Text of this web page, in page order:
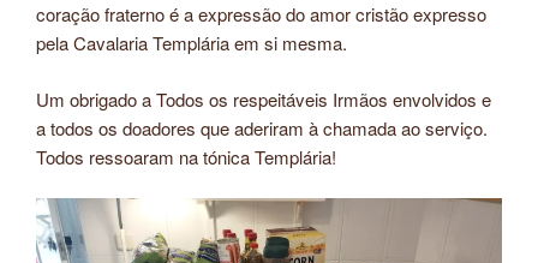
coração fraterno é a expressão do amor cristão expresso
pela Cavalaria Templária em si mesma.
Um obrigado a Todos os respeitáveis Irmãos envolvidos e
a todos os doadores que aderiram à chamada ao serviço.
Todos ressoaram na tónica Templária!